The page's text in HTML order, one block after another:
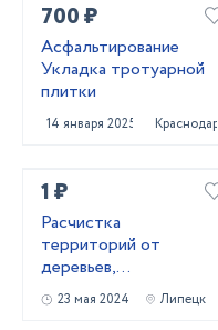
700 ₽
Асфальтирование
Укладка тротуарной
плитки
14 января 2025 Краснодар
1 ₽
Расчистка
территорий от
деревьев,
кустарников и корней
23 мая 2024 Липецк